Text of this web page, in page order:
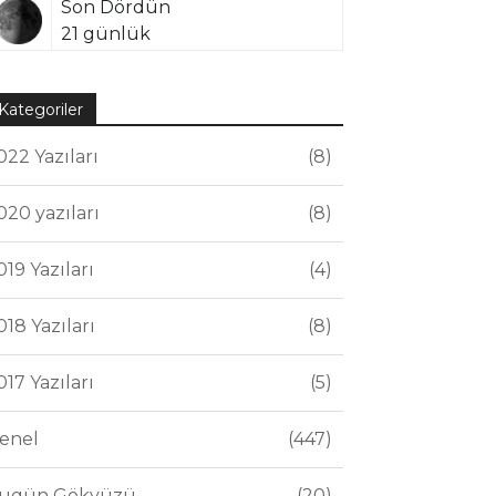
Son Dördün
21 günlük
Yazıları 8
yazıları 8
Yazıları 4
Yazıları 8
Yazıları 5
447